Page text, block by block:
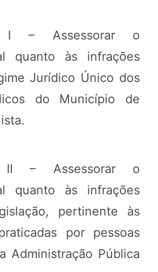
I – Assessorar o
quanto às infrações
Jurídico Único dos
do Município de
II – Assessorar o
quanto às infrações
pertinente às
por pessoas
Administração Pública